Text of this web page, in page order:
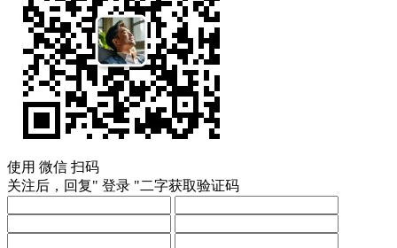
使用 微信 扫码
关注后，回复" 登录 "二字获取验证码